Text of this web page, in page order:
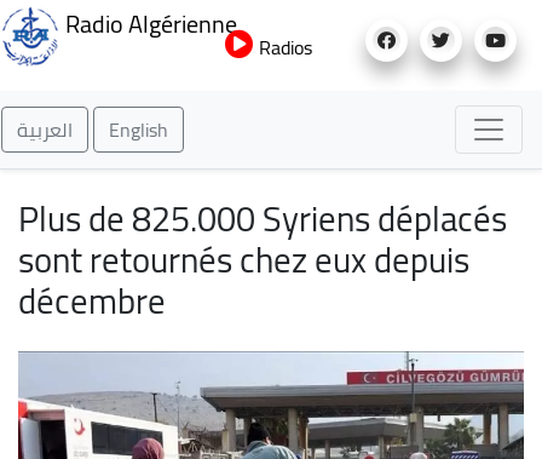
au
Radio Algérienne
Radios
العربية English
Plus de 825.000 Syriens déplacés
sont retournés chez eux depuis
décembre